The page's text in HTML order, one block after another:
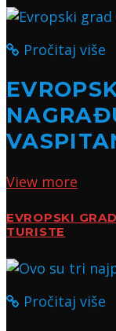
Pročitaj više
View more
EVROPSKI
TURISTE
Pročitaj više